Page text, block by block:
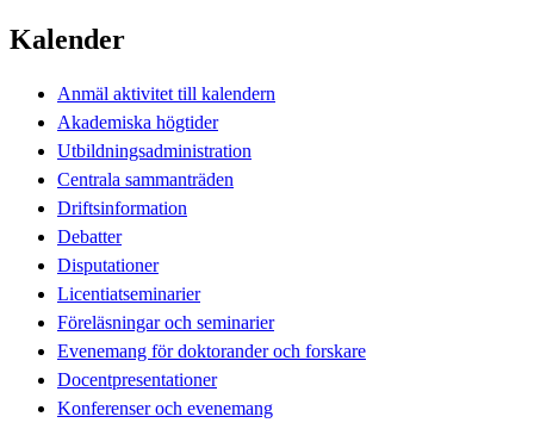
Kalender
Anmäl aktivitet till kalendern
Akademiska högtider
Utbildningsadministration
Centrala sammanträden
Driftsinformation
Debatter
Disputationer
Licentiatseminarier
Föreläsningar och seminarier
Evenemang för doktorander och forskare
Docentpresentationer
Konferenser och evenemang